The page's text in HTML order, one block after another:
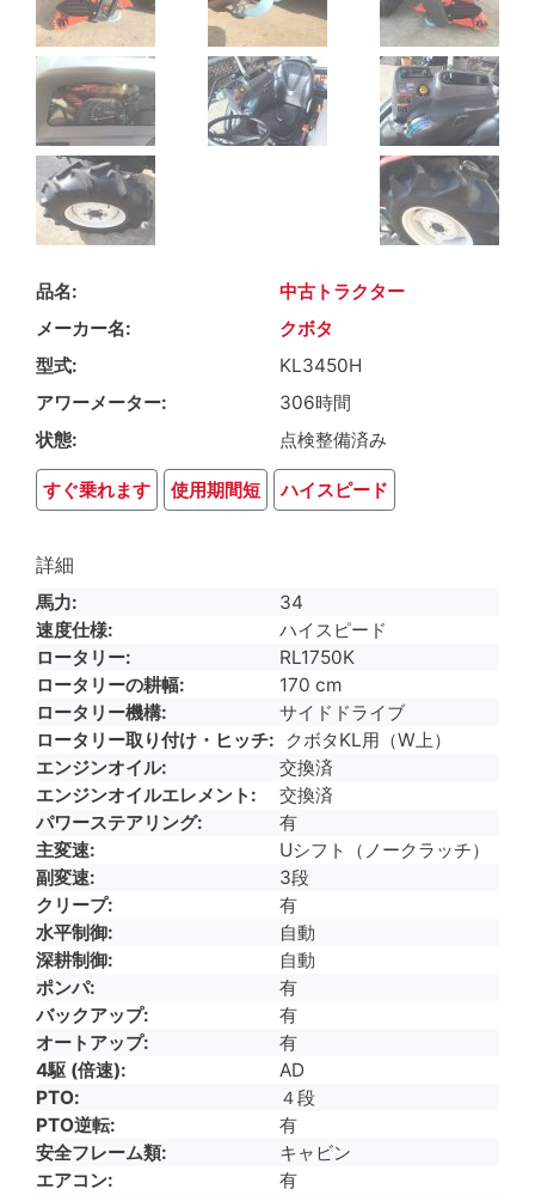
品名
中古トラクター
メーカー名
クボタ
型式
KL3450H
アワーメーター
306時間
状態
点検整備済み
すぐ乗れます 使用期間短 ハイスピード
詳細
馬力
34
速度仕様
ハイスピード
ロータリー
RL1750K
ロータリーの耕幅
170 cm
ロータリー機構
サイドドライブ
ロータリー取り付け・ヒッチ
クボタKL用（W上）
エンジンオイル
交換済
エンジンオイルエレメント
交換済
パワーステアリング
有
主変速
Uシフト（ノークラッチ）
副変速
3段
クリープ
有
水平制御
自動
深耕制御
自動
ポンパ
有
バックアップ
有
オートアップ
有
4駆 (倍速)
AD
PTO
４段
PTO逆転
有
安全フレーム類
キャビン
エアコン
有